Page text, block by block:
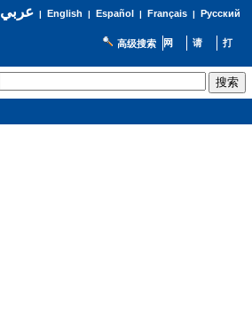
عربي| English | Español | Français| Русский
高级搜索